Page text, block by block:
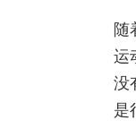
随
运
没
是